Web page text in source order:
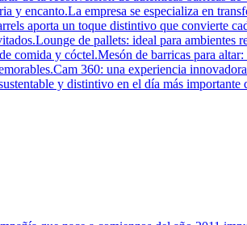
encanto.La empresa se especializa en
aporta un toque distintivo que convierte
de pallets: ideal para ambientes
comida y cóctel.Mesón de barricas para
360: una experiencia
y distintivo en el día más importante